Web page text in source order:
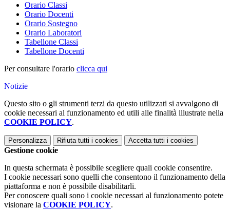
Orario Classi
Orario Docenti
Orario Sostegno
Orario Laboratori
Tabellone Classi
Tabellone Docenti
Per consultare l'orario clicca qui
Notizie
Questo sito o gli strumenti terzi da questo utilizzati si avvalgono di
cookie necessari al funzionamento ed utili alle finalità illustrate nella
COOKIE POLICY.
Personalizza Rifiuta tutti i cookies Accetta tutti i cookies
Gestione cookie
In questa schermata è possibile scegliere quali cookie consentire.
I cookie necessari sono quelli che consentono il funzionamento della
piattaforma e non è possibile disabilitarli.
Per conoscere quali sono i cookie necessari al funzionamento potete
visionare la COOKIE POLICY.